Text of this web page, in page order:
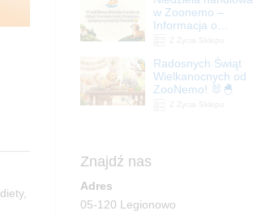
w Zoonemo –
Informacja o
Radosnych Świąt
Wielkanocnych od
ZooNemo! 🐰🐣
Znajdź nas
Adres
05-120 Legionowo